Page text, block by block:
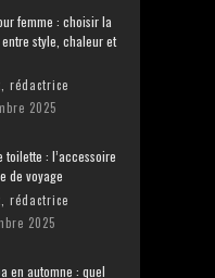
femme : choisir la
style, chaleur et
rédactrice
2025
toilette : l’accessoire
de voyage
rédactrice
2025
en automne : quel